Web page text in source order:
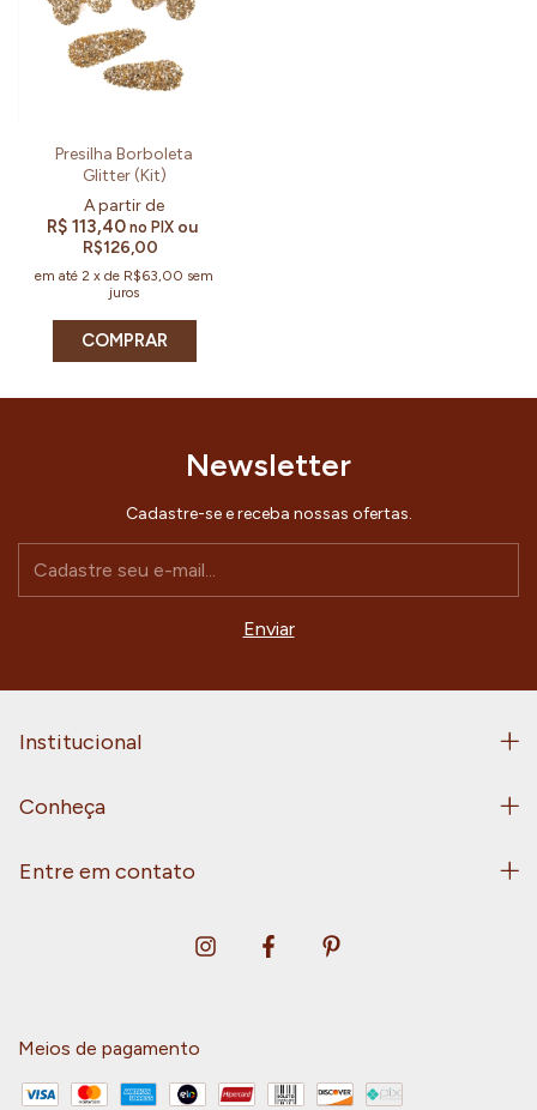
Presilha Borboleta
Glitter (Kit)
R$ 113,40no PIX ou
R$126,00
em até2 xde R$63,00 sem
juros
COMPRAR
Newsletter
Cadastre-se e receba nossas ofertas.
Institucional
Conheça
Entre em contato
Meios de pagamento